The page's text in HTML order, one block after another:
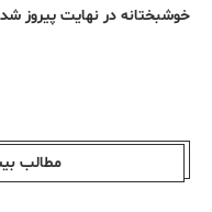
خوشبختانه در نهایت پیروز
مطالب